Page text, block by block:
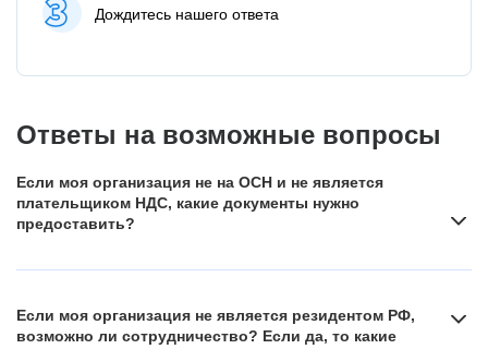
Дождитесь нашего ответа
Ответы на возможные вопросы
Если моя организация не на ОСН и не является
плательщиком НДС, какие документы нужно
предоставить?
применения ими упрощённой системы налогообложения,
Если моя организация не является резидентом РФ,
возможно ли сотрудничество? Если да, то какие